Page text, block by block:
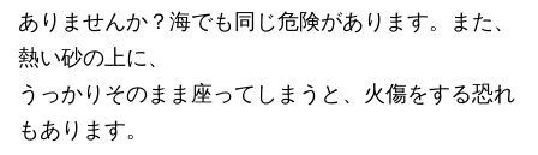
ありませんか？海でも同じ危険があります。また、
熱い砂の上に、
うっかりそのまま座ってしまうと、火傷をする恐れ
もあります。